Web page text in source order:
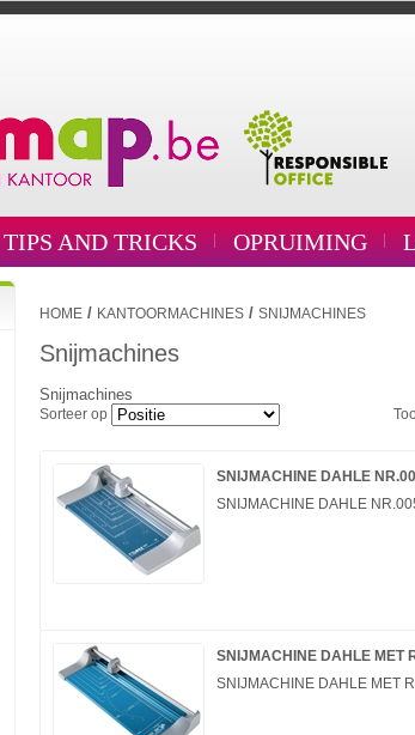
TIPS AND TRICKS OPRUIMING
HOME / KANTOORMACHINES / SNIJMACHINES
Snijmachines
Snijmachines
Sorteer op
SNIJMACHINE DAHLE
SNIJMACHINE DAHLE
SNIJMACHINE DAHLE MET
SNIJMACHINE DAHLE MET